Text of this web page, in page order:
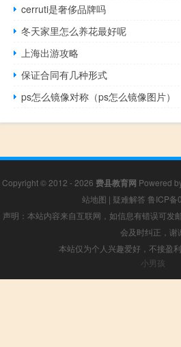
cerruti是奢侈品牌吗
冬天家里怎么养花最好呢
上海出游攻略
保证合同有几种形式
ps怎么镜像对称（ps怎么镜像图片）
Copyright © 2012 - 2026 费县教育网 Powered
站地图 | 疑难解答 鲁ICP备
声明：本站内容来自互联网，如信息有错误可发
会及时纠正，谢
本站仅为个人兴趣爱好，不接盈
小男孩